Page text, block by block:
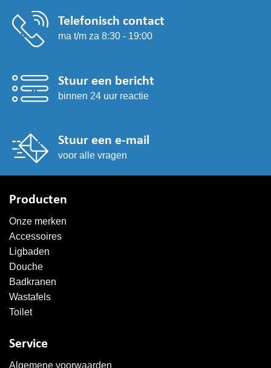
productpagina
Telefonisch contact
ma t/m za 8:30 - 19:00
Stuur een bericht
binnen 24 uur reactie
Stuur een e-mail
voor alle vragen
Producten
Onze merken
Accessoires
Ligbaden
Douche
Badkranen
Wastafels
Toilet
Service
Algemene voorwaarden